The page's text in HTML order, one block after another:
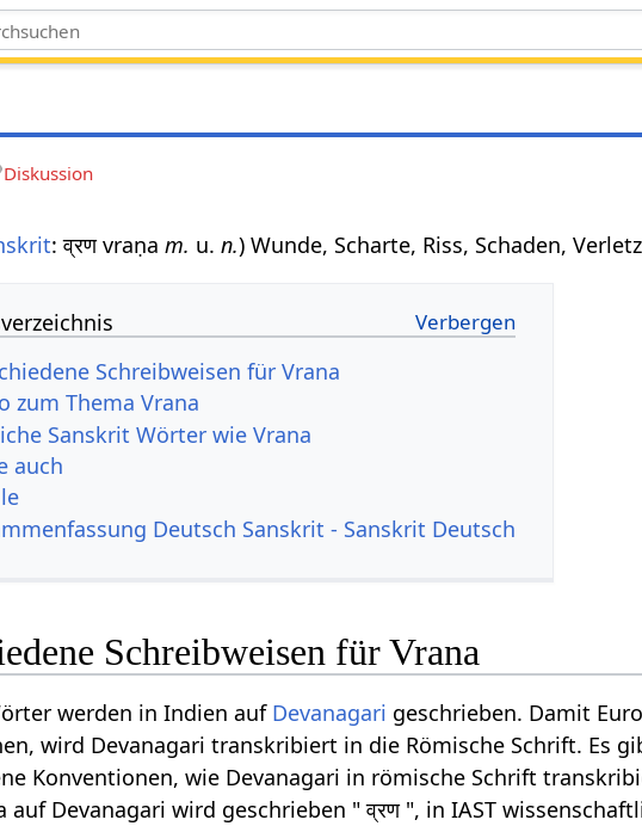
Diskussion
: व्रण vraṇam. u.n.) Wunde, Scharte, Riss, Schaden,
Schreibweisen für Vrana
zum Thema Vrana
Sanskrit Wörter wie Vrana
auch
Deutsch Sanskrit - Sanskrit Deutsch
Schreibweisen für Vrana
werden in Indien auf Devanagari geschrieben. Damit
wird Devanagari transkribiert in die Römische Schrift. Es
Konventionen, wie Devanagari in römische Schrift
auf Devanagari wird geschrieben " व्रण ", in IAST